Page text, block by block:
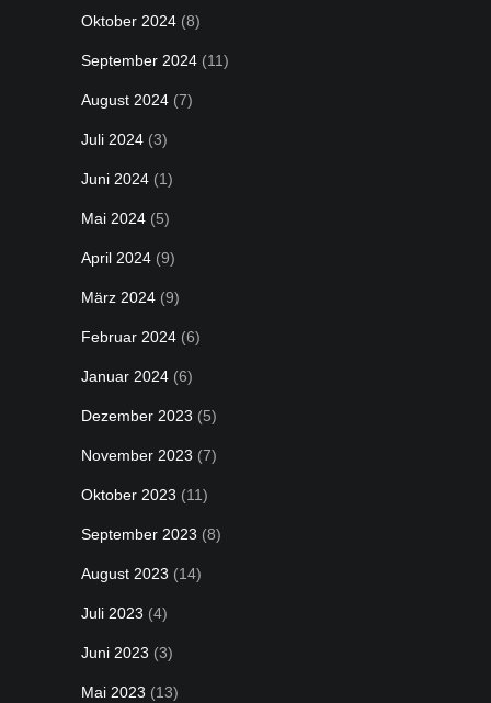
Oktober 2024 (8)
September 2024 (11)
August 2024 (7)
Juli 2024 (3)
Juni 2024 (1)
Mai 2024 (5)
April 2024 (9)
März 2024 (9)
Februar 2024 (6)
Januar 2024 (6)
Dezember 2023 (5)
November 2023 (7)
Oktober 2023 (11)
September 2023 (8)
August 2023 (14)
Juli 2023 (4)
Juni 2023 (3)
Mai 2023 (13)